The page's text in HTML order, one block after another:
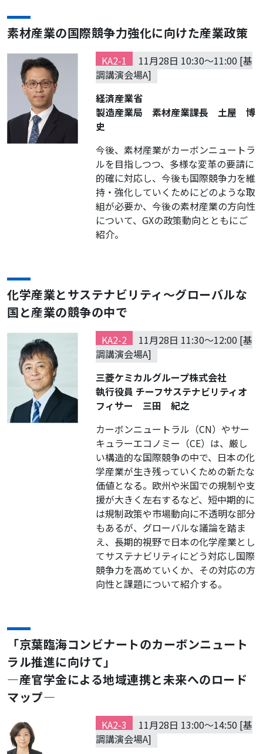
素材産業の国際競争力強化に向けた産業政策
KA2-1
11月28日 10:30～11:00 [基
調講演会場A]
経済産業省
製造産業局 素材産業課長 土屋 博
史
今後、素材産業がカーボンニュートラ
ルを目指しつつ、多様な変革の要請に
的確に対応し、今後も国際競争力を維
持・強化していくためにどのような取
組が必要か、今後の素材産業の方向性
について、GXの政策動向とともにご
紹介。
化学産業とサステナビリティ～グローバルな
国と産業の競争の中で
KA2-2
11月28日 11:30～12:00 [基
調講演会場A]
三菱ケミカルグループ株式会社
執行役員 チーフサステナビリティオ
フィサー 三田 紀之
カーボンニュートラル（CN）やサー
キュラーエコノミー（CE）は、厳し
い構造的な国際競争の中で、日本の化
学産業が生き残っていくための新たな
価値となる。欧州や米国での規制や支
援が大きく左右するなど、短中期的に
は規制政策や市場動向に不透明な部分
もあるが、グローバルな議論を踏ま
え、長期的視野で日本の化学産業とし
てサステナビリティにどう対応し国際
競争力を高めていくか、その対応の方
向性と課題について紹介する。
「京葉臨海コンビナートのカーボンニュート
ラル推進に向けて」
―産官学金による地域連携と未来へのロード
マップ―
KA2-3
11月28日 13:00～14:50 [基
調講演会場A]